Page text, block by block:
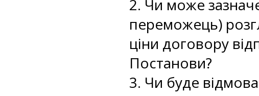
2. Чи може
переможець)
ціни договору
Постанови?
3. Чи буде